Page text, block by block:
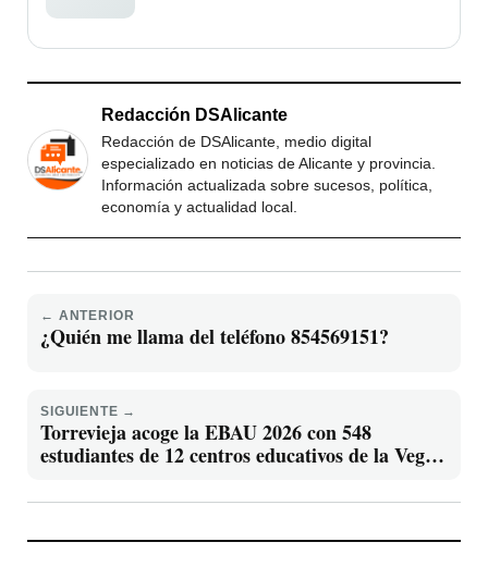
Redacción DSAlicante
Redacción de DSAlicante, medio digital
especializado en noticias de Alicante y provincia.
Información actualizada sobre sucesos, política,
economía y actualidad local.
← ANTERIOR
¿Quién me llama del teléfono 854569151?
SIGUIENTE →
Torrevieja acoge la EBAU 2026 con 548
estudiantes de 12 centros educativos de la Vega